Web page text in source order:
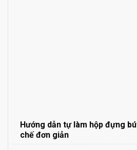
Hướng dẫn tự làm hộp đựng
chế đơn giản